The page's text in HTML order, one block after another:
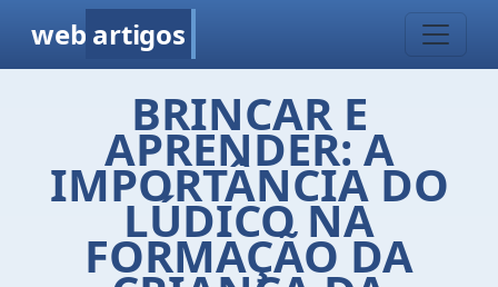
web artigos
BRINCAR E
APRENDER: A
IMPORTÂNCIA DO
LÚDICO NA
FORMAÇÃO DA